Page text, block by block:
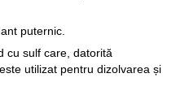
puternic.
cu sulf care, datorită
utilizat pentru dizolvarea și